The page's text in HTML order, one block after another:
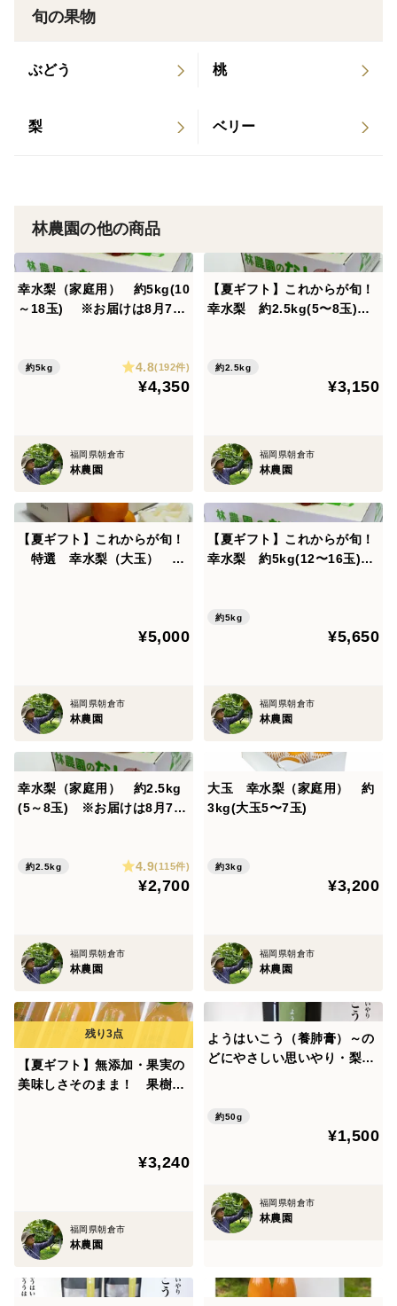
＜保存方法＞
もしくは冷蔵庫にて保存してください。
＜賞味期限＞
旬の果物
ぶどう 桃
梨 ベリー
林農園の他の商品
幸水梨（家庭用） 約5kg(10
～18玉) ※お届けは8月7日
約5kg 4.8(192件)
¥4,350
福岡県朝倉市
林農園
【夏ギフト】これからが旬！
幸水梨 約2.5kg(5〜8玉)
約2.5kg
¥3,150
福岡県朝倉市
林農園
【夏ギフト】これからが旬！
特選 幸水梨（大玉） 化
¥5,000
福岡県朝倉市
林農園
【夏ギフト】これからが旬！
幸水梨 約5kg(12〜16玉)
約5kg
¥5,650
福岡県朝倉市
林農園
幸水梨（家庭用） 約2.5kg
(5～8玉) ※お届けは8月7日
約2.5kg 4.9(115件)
¥2,700
福岡県朝倉市
林農園
大玉 幸水梨（家庭用） 約
3kg(大玉5〜7玉)
約3kg
¥3,200
福岡県朝倉市
林農園
【夏ギフト】無添加・果実の
美味しさそのまま！ 果樹農
¥3,240
福岡県朝倉市
林農園
ようはいこう（養肺膏）～の
どにやさしい思いやり・梨エ
約50g
¥1,500
福岡県朝倉市
林農園